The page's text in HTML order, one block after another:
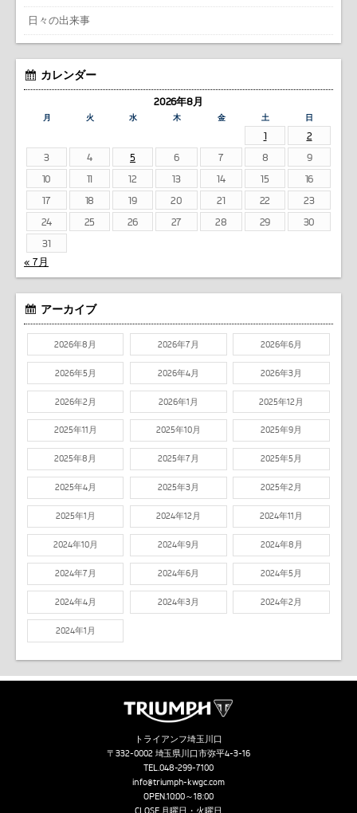
日々の出来事
カレンダー
2026年8月
月 火 水 木 金 土 日
1
2
3
4 5 6 7 8
9
10
11 12 13 14 15
16
17
18 19 20 21 22
23
24
25 26 27 28 29
30
31
« 7月
アーカイブ
2026年8月 2026年7月 2026年6月
2026年5月 2026年4月 2026年3月
2026年2月 2026年1月 2025年12月
2025年11月 2025年10月 2025年9月
2025年8月 2025年7月 2025年5月
2025年4月 2025年3月 2025年2月
2025年1月 2024年12月 2024年11月
2024年10月 2024年9月 2024年8月
2024年7月 2024年6月 2024年5月
2024年4月 2024年3月 2024年2月
2024年1月
トライアンフ埼玉川口
〒332-0002 埼玉県川口市弥平4-3-16
TEL.048-299-7100
info@triumph-kwgc.com
OPEN.10:00～18:00
CLOSE.月曜日・火曜日